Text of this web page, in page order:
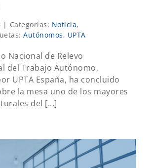
| Categorías: Noticia,
Autónomos, UPTA
Nacional de Relevo
del Trabajo Autónomo,
UPTA España, ha concluido
la mesa uno de los mayores
del [...]